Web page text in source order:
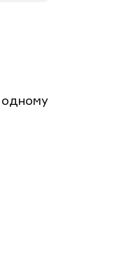
одному